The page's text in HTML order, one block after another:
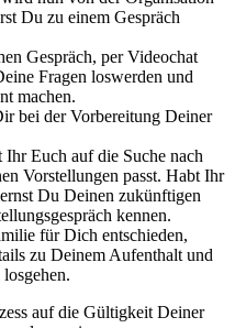
Du zu einem Gespräch
Gespräch, per Videochat
Fragen loswerden und
machen.
bei der Vorbereitung Deiner
Ihr Euch auf die Suche nach
Vorstellungen passt. Habt Ihr
Du Deinen zukünftigen
kennen.
für Dich entschieden,
zu Deinem Aufenthalt und
auf die Gültigkeit Deiner